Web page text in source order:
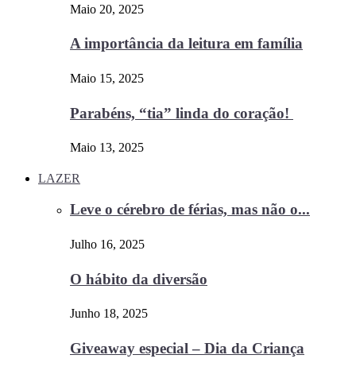
Maio 20, 2025
A importância da leitura em família
Maio 15, 2025
Parabéns, “tia” linda do coração!
Maio 13, 2025
LAZER
Leve o cérebro de férias, mas não o...
Julho 16, 2025
O hábito da diversão
Junho 18, 2025
Giveaway especial – Dia da Criança